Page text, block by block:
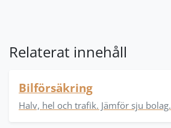
Relaterat innehåll
Bilförsäkring
Halv, hel och trafik. Jämför sju bolag.